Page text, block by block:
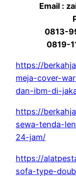
Email :
0813-
0819-
https://
meja-cover-
dan-ibm-di-
https://
sewa-tenda-
24-jam/
https://
sofa-type-